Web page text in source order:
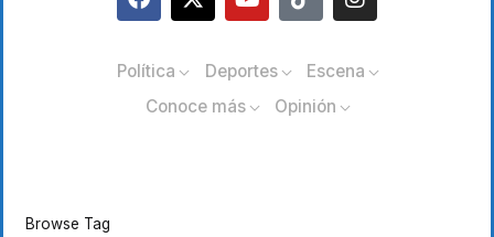
Política Deportes
Escena
Conoce más
Opinión
Browse Tag